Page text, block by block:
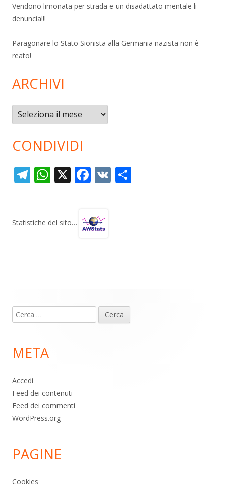
Vendono limonata per strada e un disadattato mentale li
denuncia!!!
Paragonare lo Stato Sionista alla Germania nazista non è
reato!
ARCHIVI
Archivi
CONDIVIDI
T
gr
W
s
X F
b
V
Statistiche del sito…
piè
pagina
Ricerca
per:
META
Accedi
Feed dei contenuti
Feed dei commenti
WordPress.org
PAGINE
Cookies